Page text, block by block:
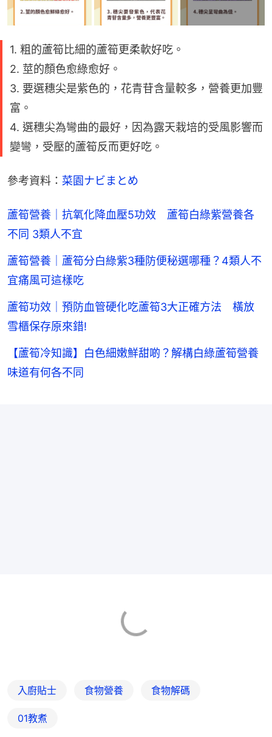
1. 粗的蘆筍比細的蘆筍更柔軟好吃。
2. 莖的顏色愈綠愈好。
3. 要選穗尖是紫色的，花青苷含量較多，營養更加豐
富。
4. 選穗尖為彎曲的最好，因為露天栽培的受風影響而
變彎，受壓的蘆筍反而更好吃。
參考資料： 菜園ナビまとめ
蘆筍營養｜抗氧化降血壓5功效 蘆筍白綠紫營養各
不同 3類人不宜
蘆筍營養｜蘆筍分白綠紫3種防便秘選哪種？4類人不
宜痛風可這樣吃
蘆筍功效｜預防血管硬化吃蘆筍3大正確方法 橫放
雪櫃保存原來錯!
【蘆筍冷知識】白色細嫩鮮甜啲？解構白綠蘆筍營養
味道有何各不同
入廚貼士 食物營養 食物解碼
01教煮